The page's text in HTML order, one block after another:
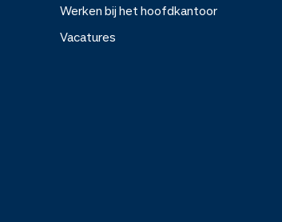
Werken bij het hoofdkantoor
Vacatures